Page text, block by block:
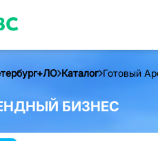
Каталог Готовый
БИЗНЕС